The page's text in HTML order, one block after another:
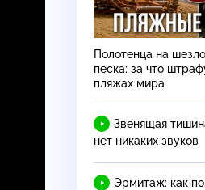
Полотенца на
песка: за что
пляжах мира
Звенящая
нет никаких звуков
Эрмитаж: как